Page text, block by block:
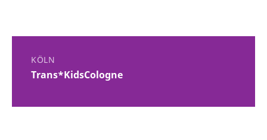
KÖLN
Trans*KidsCologne